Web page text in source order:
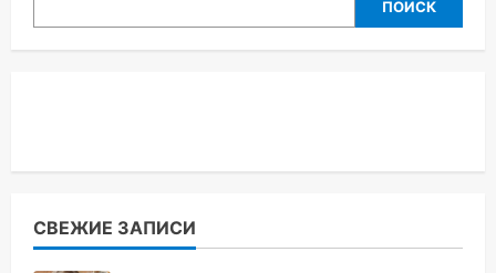
ПОИСК
СВЕЖИЕ ЗАПИСИ